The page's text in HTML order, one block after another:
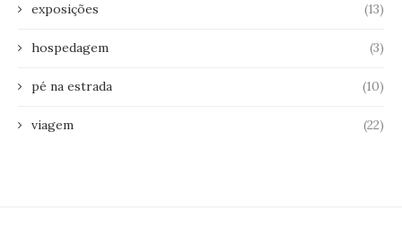
exposições (13)
hospedagem (3)
pé na estrada (10)
viagem (22)